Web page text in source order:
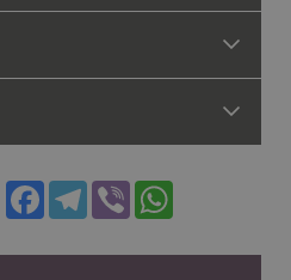
FacebookTelegram
Viber